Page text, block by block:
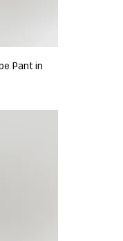
Pant in